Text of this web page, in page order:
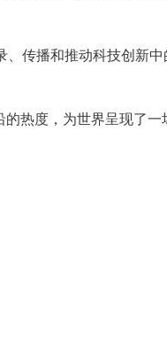
传播和推动科技创新
热度，为世界呈现了